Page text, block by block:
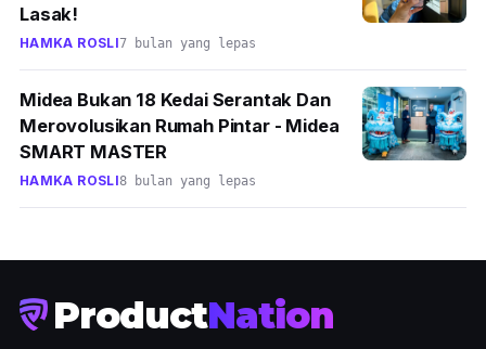
Lasak!
HAMKA ROSLI7 bulan yang lepas
Midea Bukan 18 Kedai Serantak Dan
Merovolusikan Rumah Pintar - Midea
SMART MASTER
HAMKA ROSLI8 bulan yang lepas
ProductNation